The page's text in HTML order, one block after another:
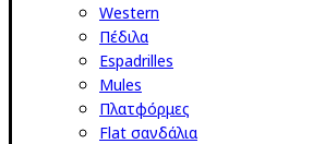
Western
Πέδιλα
Espadrilles
Mules
Πλατφόρμες
Flat σανδάλια